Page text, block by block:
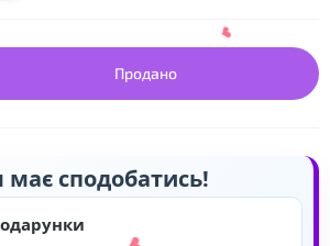
Продано
має сподобатись!